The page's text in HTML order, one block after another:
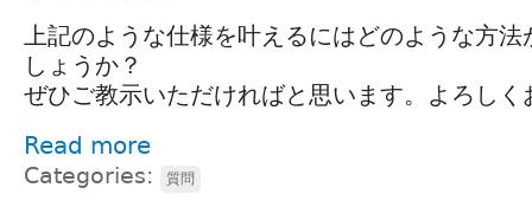
上記のような仕様を叶えるにはどのような方
しょうか？
ぜひご教示いただければと思います。よろし
Read more
Categories: 質問